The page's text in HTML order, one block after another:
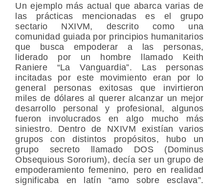
Un ejemplo más actual que abarca varias de
las prácticas mencionadas es el grupo
sectario NXIVM, descrito como una
comunidad guiada por principios humanitarios
que busca empoderar a las personas,
liderado por un hombre llamado Keith
Raniere “La Vanguardia”. Las personas
incitadas por este movimiento eran por lo
general personas exitosas que invirtieron
miles de dólares al querer alcanzar un mejor
desarrollo personal y profesional, algunos
fueron involucrados en algo mucho más
siniestro. Dentro de NXIVM existían varios
grupos con distintos propósitos, hubo un
grupo secreto llamado DOS (Dominus
Obsequious Sororium), decía ser un grupo de
empoderamiento femenino, pero en realidad
significaba en latín “amo sobre esclava”.